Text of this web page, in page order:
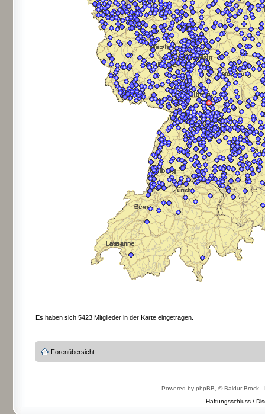
Es haben sich 5423 Mitglieder in der Karte eingetragen.
Forenübersicht
Powered by phpBB, © Baldur Brock -
Haftungsschluss /